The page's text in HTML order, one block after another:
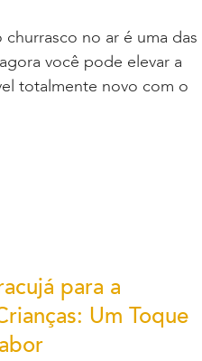
no ar é uma das
você pode elevar a
totalmente novo com o
para a
Um Toque